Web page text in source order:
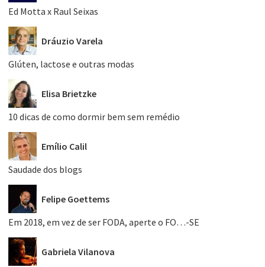
Ed Motta x Raul Seixas
Dráuzio Varela
Glúten, lactose e outras modas
Elisa Brietzke
10 dicas de como dormir bem sem remédio
Emílio Calil
Saudade dos blogs
Felipe Goettems
Em 2018, em vez de ser FODA, aperte o FO…-SE
Gabriela Vilanova